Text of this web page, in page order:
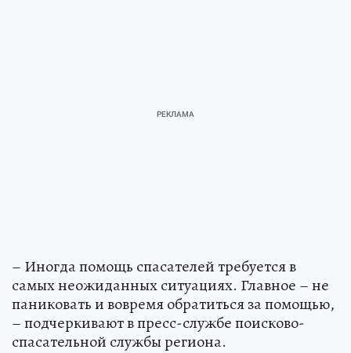
– Иногда помощь спасателей требуется в
самых неожиданных ситуациях. Главное – не
паниковать и вовремя обратиться за помощью,
– подчеркивают в пресс-службе поисково-
спасательной службы региона.